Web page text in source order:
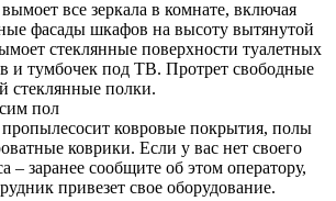
все зеркала в комнате, включая
фасады шкафов на высоту вытянутой
стеклянные поверхности туалетных
и тумбочек под ТВ. Протрет свободные
стеклянные полки.
пол
ковровые покрытия, полы
коврики. Если у вас нет своего
– заранее сообщите об этом оператору,
привезет свое оборудование.